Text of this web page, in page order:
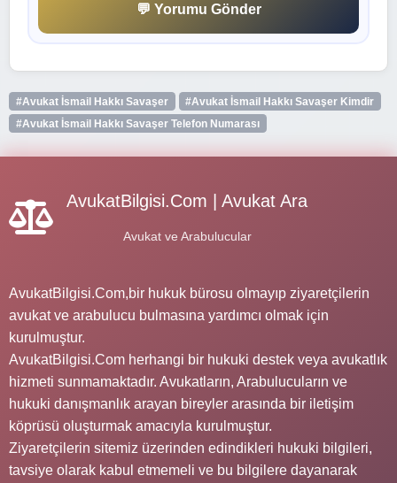
💬 Yorumu Gönder
#Avukat İsmail Hakkı Savaşer
#Avukat İsmail Hakkı Savaşer Kimdir
#Avukat İsmail Hakkı Savaşer Telefon Numarası
AvukatBilgisi.Com | Avukat Ara
Avukat ve Arabulucular
AvukatBilgisi.Com,bir hukuk bürosu olmayıp ziyaretçilerin
avukat ve arabulucu bulmasına yardımcı olmak için
kurulmuştur.
AvukatBilgisi.Com herhangi bir hukuki destek veya avukatlık
hizmeti sunmamaktadır. Avukatların, Arabulucuların ve
hukuki danışmanlık arayan bireyler arasında bir iletişim
köprüsü oluşturmak amacıyla kurulmuştur.
Ziyaretçilerin sitemiz üzerinden edindikleri hukuki bilgileri,
tavsiye olarak kabul etmemeli ve bu bilgilere dayanarak